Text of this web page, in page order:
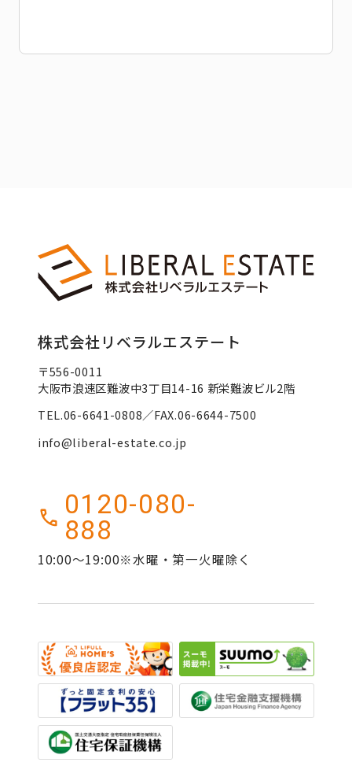
株式会社リベラルエステート
〒556-0011
大阪市浪速区難波中3丁目14-16 新栄難波ビル2階
TEL.06-6641-0808／FAX.06-6644-7500
info@liberal-estate.co.jp
0120-080-
888
10:00～19:00※水曜・第一火曜除く